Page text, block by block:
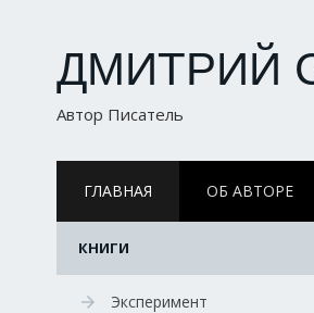
ДМИТРИЙ
Автор Писатель
ГЛАВНАЯ ОБ АВТОРЕ
КНИГИ
Эксперимент